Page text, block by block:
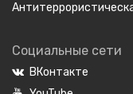
Социальные сети
ВКонтакте